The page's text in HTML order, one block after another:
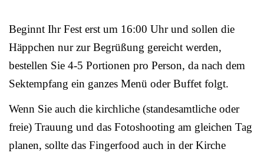
Beginnt Ihr Fest erst um 16:00 Uhr und sollen die
Häppchen nur zur Begrüßung gereicht werden,
bestellen Sie 4-5 Portionen pro Person, da nach dem
Sektempfang ein ganzes Menü oder Buffet folgt.
Wenn Sie auch die kirchliche (standesamtliche oder
freie) Trauung und das Fotoshooting am gleichen Tag
planen, sollte das Fingerfood auch in der Kirche